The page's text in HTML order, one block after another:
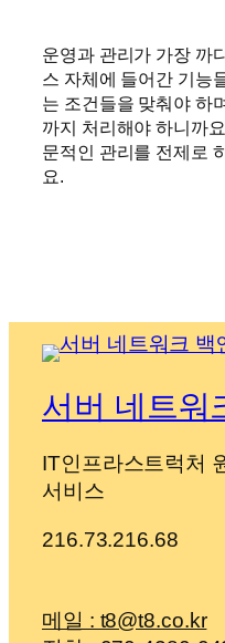
운영과 관리가 가장 까
스 자체에 들어간 기능
는 조건들을 맞춰야 하
까지 처리해야 하니까
문적인 관리를 전제로
요.
서버 네트워
IT인프라스트럭처
서비스
216.73.216.68
메일 : t8@t8.co.kr